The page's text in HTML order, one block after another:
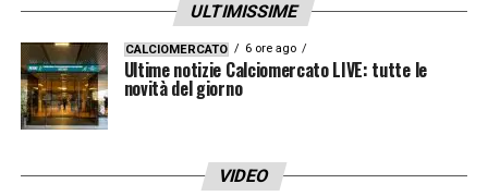
ULTIMISSIME
CALCIOMERCATO 6 ore ago
Ultime notizie Calciomercato LIVE: tutte le
novità del giorno
VIDEO